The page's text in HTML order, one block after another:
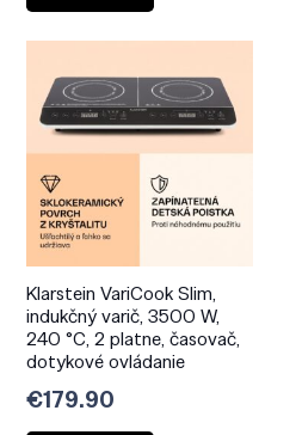
Klarstein VariCook Slim,
indukčný varič, 3500 W,
240 °C, 2 platne, časovač,
dotykové ovládanie
€179.90